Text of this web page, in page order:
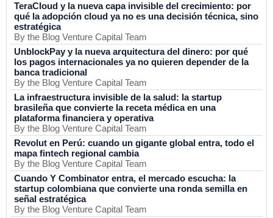
TeraCloud y la nueva capa invisible del crecimiento: por
qué la adopción cloud ya no es una decisión técnica, sino
estratégica
By the Blog Venture Capital Team
UnblockPay y la nueva arquitectura del dinero: por qué
los pagos internacionales ya no quieren depender de la
banca tradicional
By the Blog Venture Capital Team
La infraestructura invisible de la salud: la startup
brasileña que convierte la receta médica en una
plataforma financiera y operativa
By the Blog Venture Capital Team
Revolut en Perú: cuando un gigante global entra, todo el
mapa fintech regional cambia
By the Blog Venture Capital Team
Cuando Y Combinator entra, el mercado escucha: la
startup colombiana que convierte una ronda semilla en
señal estratégica
By the Blog Venture Capital Team